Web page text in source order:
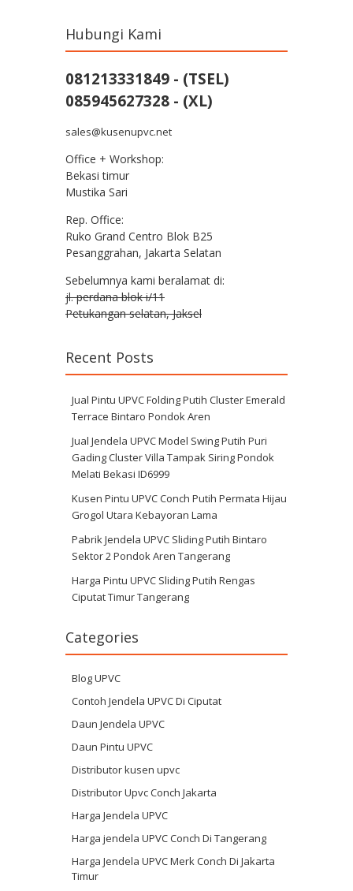
Hubungi Kami
081213331849 - (TSEL)
085945627328 - (XL)
sales@kusenupvc.net
Office + Workshop:
Bekasi timur
Mustika Sari
Rep. Office:
Ruko Grand Centro Blok B25
Pesanggrahan, Jakarta Selatan
Sebelumnya kami beralamat di:
jl. perdana blok i/11
Petukangan selatan, Jaksel
Recent Posts
Jual Pintu UPVC Folding Putih Cluster Emerald
Terrace Bintaro Pondok Aren
Jual Jendela UPVC Model Swing Putih Puri
Gading Cluster Villa Tampak Siring Pondok
Melati Bekasi ID6999
Kusen Pintu UPVC Conch Putih Permata Hijau
Grogol Utara Kebayoran Lama
Pabrik Jendela UPVC Sliding Putih Bintaro
Sektor 2 Pondok Aren Tangerang
Harga Pintu UPVC Sliding Putih Rengas
Ciputat Timur Tangerang
Categories
Blog UPVC
Contoh Jendela UPVC Di Ciputat
Daun Jendela UPVC
Daun Pintu UPVC
Distributor kusen upvc
Distributor Upvc Conch Jakarta
Harga Jendela UPVC
Harga jendela UPVC Conch Di Tangerang
Harga Jendela UPVC Merk Conch Di Jakarta
Timur